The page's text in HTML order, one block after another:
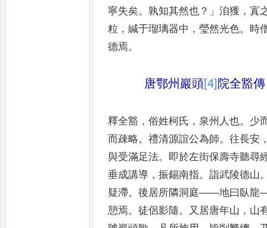
寧失矣。孰知其然也 ？」洎獲 ，寘
粒 ，緘于瑠璃器中 ，瑩然光色。 時
德焉。
唐鄂州巖頭[4] 院全豁傳
釋全豁 ，俗姓柯氏 ， 泉州人也。 少
而疎略。禮清源誼公為師。往長安
與受滿足法。 即於左街保壽寺聽尋
垂成講導 ，振錫南指。詣武陵德山
疑滯。後居所隣洞庭——地曰臥龍
憩焉。徒侶影隨。 又居唐年山 ， 山